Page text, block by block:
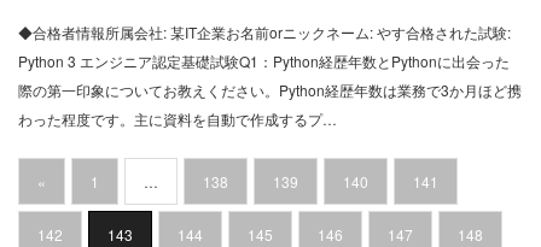
◆合格者情報所属会社: 某IT企業お名前orニックネーム: やす合格された試験:
Python 3 エンジニア認定基礎試験Q1：Python経歴年数とPythonに出会った
際の第一印象についてお教えください。Python経歴年数は業務で3か月ほど携
わった程度です。主に資料を自動で作成するプ…
« 1 … 138 139 140 141
142 143 144 145 146 147 148